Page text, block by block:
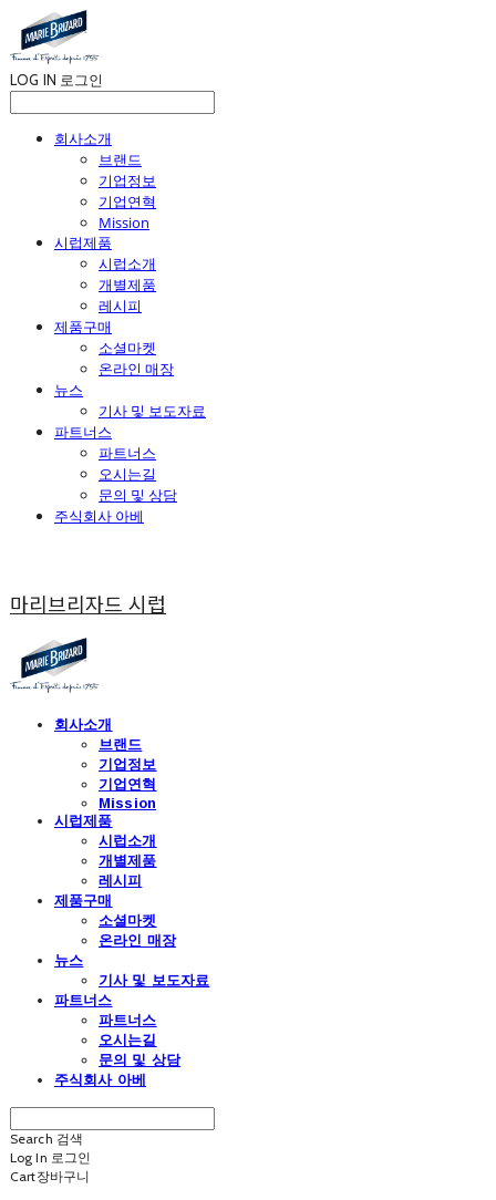
LOG IN 로그인
회사소개
브랜드
기업정보
기업연혁
Mission
시럽제품
시럽소개
개별제품
레시피
제품구매
소셜마켓
온라인 매장
뉴스
기사 및 보도자료
파트너스
파트너스
오시는길
문의 및 상담
주식회사 아베
마리브리자드 시럽
회사소개
브랜드
기업정보
기업연혁
Mission
시럽제품
시럽소개
개별제품
레시피
제품구매
소셜마켓
온라인 매장
뉴스
기사 및 보도자료
파트너스
파트너스
오시는길
문의 및 상담
주식회사 아베
Search 검색
Log In 로그인
Cart장바구니